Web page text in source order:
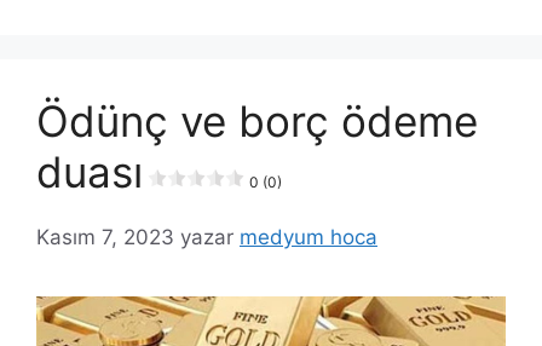
Ödünç ve borç ödeme
duası
0 (0)
Kasım 7, 2023 yazar medyum hoca